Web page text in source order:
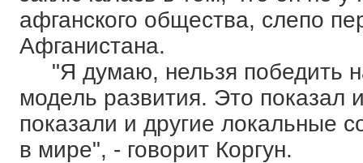
афганского общества, слепо
Афганистана.
"Я думаю, нельзя победить
модель развития. Это
показали и другие локальные
в мире", - говорит Коргун.